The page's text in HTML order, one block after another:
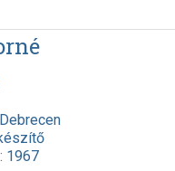
Debrecen
1967